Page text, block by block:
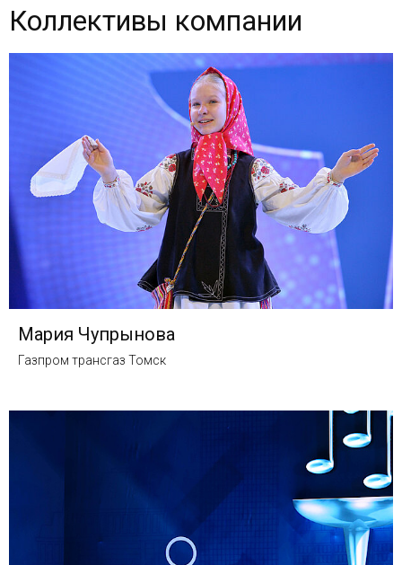
Коллективы компании
Мария Чупрынова
Газпром трансгаз Томск